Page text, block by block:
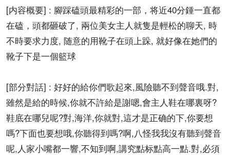
[内容概要] : 腳踩磕頭最精彩的一部，将近40分鍾一直都
在磕，頭都砸破了, 兩位美女主人就隻是輕松的聊天, 時
不時要求力度, 随意的用靴子在頭上跺, 就好像在她們的
靴子下是一個籃球
[部分對話] : 好好的給你們歌起來,風險聽不到聲音哦.對,
雖然是給的時候,你就不許給是謝嗯,會主人鞋在哪裏呀?
鞋底在哪兒呢?對,海洋,你就對,這才是正确的下,你要想
嗎?下面也要想哦,你聽得到嗎?啊,八怪我我沒有聽到聲音
呢,人家小嘴都一響,不知到啊,講究點标點高一點.對,必須